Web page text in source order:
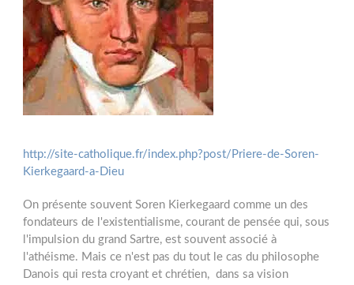
http://site-catholique.fr/index.php?post/Priere-de-Soren-
Kierkegaard-a-Dieu
On présente souvent Soren Kierkegaard comme un des
fondateurs de l'existentialisme, courant de pensée qui, sous
l'impulsion du grand Sartre, est souvent associé à
l'athéisme. Mais ce n'est pas du tout le cas du philosophe
Danois qui resta croyant et chrétien, dans sa vision